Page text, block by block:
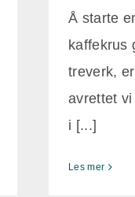
Å starte
kaffekrus
treverk,
avrettet
i [...]
Les mer